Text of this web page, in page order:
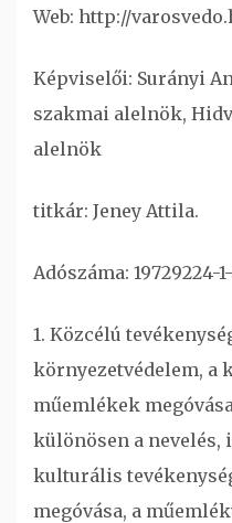
Web: http://
Képviselői: Surányi
szakmai alelnök,
alelnök
titkár: Jeney Attila.
Adószáma: 19729224-
1. Közcélú
környezetvédelem, a
műemlékek
különösen a nevelés,
kulturális
megóvása, a